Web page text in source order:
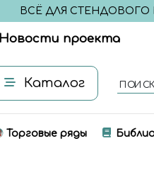
ВСЁ ДЛЯ
Новости проекта
Каталог ПОИСК
Торговые ряды